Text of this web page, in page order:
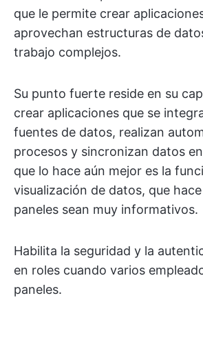
que le permite crear
aprovechan estructuras de
trabajo complejos.
Su punto fuerte reside en su
crear aplicaciones que se
fuentes de datos, realizan
procesos y sincronizan datos
que lo hace aún mejor es la
visualización de datos, que
paneles sean muy informativos.
Habilita la seguridad y la
en roles cuando varios
paneles.